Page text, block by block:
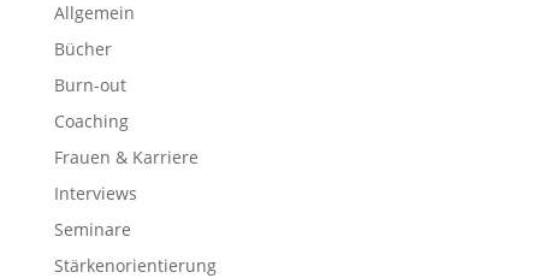
Allgemein
Bücher
Burn-out
Coaching
Frauen & Karriere
Interviews
Seminare
Stärkenorientierung